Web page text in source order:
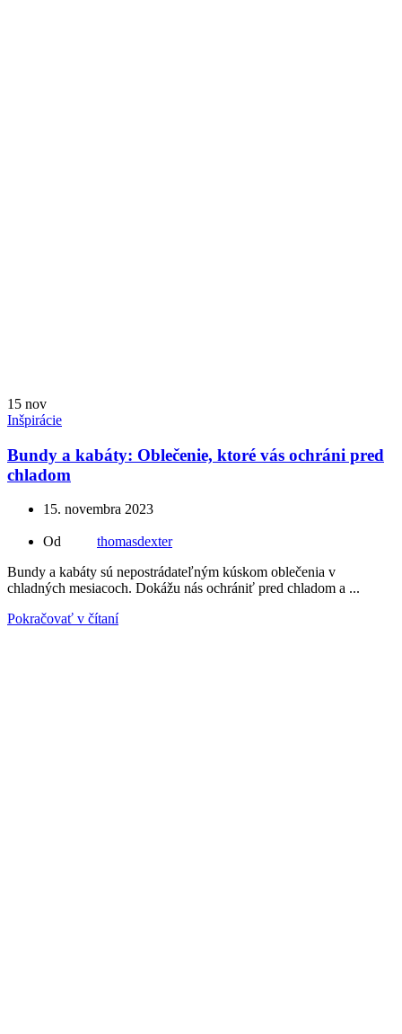
15 nov
Inšpirácie
Bundy a kabáty: Oblečenie, ktoré vás ochráni pred
chladom
15. novembra 2023
Od
thomasdexter
Bundy a kabáty sú nepostrádateľným kúskom oblečenia v
chladných mesiacoch. Dokážu nás ochrániť pred chladom a ...
Pokračovať v čítaní